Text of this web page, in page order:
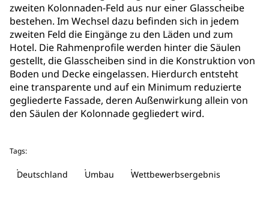
zweiten Kolonnaden-Feld aus nur einer Glasscheibe
bestehen. Im Wechsel dazu befinden sich in jedem
zweiten Feld die Eingänge zu den Läden und zum
Hotel. Die Rahmenprofile werden hinter die Säulen
gestellt, die Glasscheiben sind in die Konstruktion von
Boden und Decke eingelassen. Hierdurch entsteht
eine transparente und auf ein Minimum reduzierte
gegliederte Fassade, deren Außenwirkung allein von
den Säulen der Kolonnade gegliedert wird.
Tags:
Deutschland Umbau Wettbewerbsergebnis